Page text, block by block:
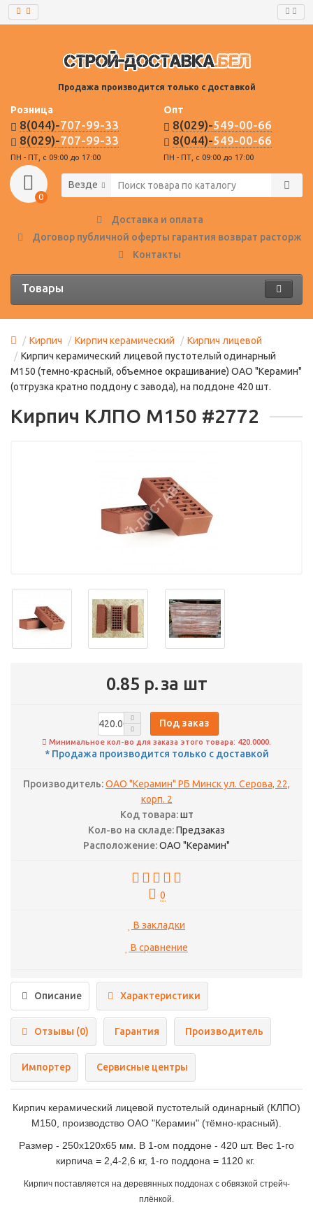
Продажа производится только с доставкой
Розница
8(044)-707-99-33
8(029)-707-99-33
ПН - ПТ, с 09:00 до 17:00
Опт
8(029)-549-00-66
8(044)-549-00-66
ПН - ПТ, с 09:00 до 17:00
0
Везде
Доставка и оплата
Договор публичной оферты гарантия возврат
Контакты
Товары
Кирпич Кирпич керамический
Кирпич лицевой
Кирпич керамический лицевой пустотелый одинарный
М150 (темно-красный, объемное окрашивание) ОАО "Керамин"
(отгрузка кратно поддону с завода), на поддоне 420 шт.
Кирпич КЛПО М150 #2772
0.85 р.за шт
Под заказ
Минимальное кол-во для заказа этого товара: 420.0000.
* Продажа производится только с доставкой
Производитель:ОАО "Керамин" РБ Минск ул. Серова, 22,
корп. 2
Код товара: шт
Кол-во на складе:Предзаказ
Расположение:ОАО "Керамин"
0
В закладки
В сравнение
Описание Характеристики
Отзывы (0) Гарантия Производитель
Импортер Сервисные центры
Кирпич керамический лицевой пустотелый одинарный (КЛПО)
М150, производство ОАО "Керамин" (тёмно-красный).
Размер - 250x120x65 мм. В 1-ом поддоне - 420 шт. Вес 1-го
кирпича = 2,4-2,6 кг, 1-го поддона = 1120 кг.
Кирпич поставляется на деревянных поддонах с обвязкой стрейч-
плёнкой.